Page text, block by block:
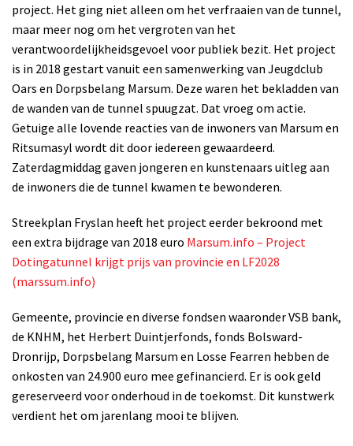
project. Het ging niet alleen om het verfraaien van de tunnel,
maar meer nog om het vergroten van het
verantwoordelijkheidsgevoel voor publiek bezit. Het project
is in 2018 gestart vanuit een samenwerking van Jeugdclub
Oars en Dorpsbelang Marsum. Deze waren het bekladden van
de wanden van de tunnel spuugzat. Dat vroeg om actie.
Getuige alle lovende reacties van de inwoners van Marsum en
Ritsumasyl wordt dit door iedereen gewaardeerd.
Zaterdagmiddag gaven jongeren en kunstenaars uitleg aan
de inwoners die de tunnel kwamen te bewonderen.
Streekplan Fryslan heeft het project eerder bekroond met
een extra bijdrage van 2018 euro Marsum.info – Project
Dotingatunnel krijgt prijs van provincie en LF2028
(marssum.info)
Gemeente, provincie en diverse fondsen waaronder VSB bank,
de KNHM, het Herbert Duintjerfonds, fonds Bolsward-
Dronrijp, Dorpsbelang Marsum en Losse Fearren hebben de
onkosten van 24.900 euro mee gefinancierd. Er is ook geld
gereserveerd voor onderhoud in de toekomst. Dit kunstwerk
verdient het om jarenlang mooi te blijven.